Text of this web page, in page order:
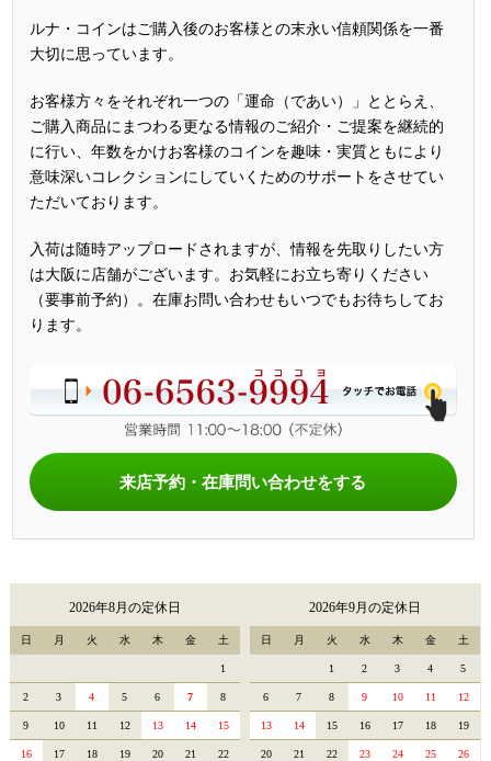
ルナ・コインはご購入後のお客様との末永い信頼関係を一番
大切に思っています。
お客様方々をそれぞれ一つの「運命（であい）」ととらえ、
ご購入商品にまつわる更なる情報のご紹介・ご提案を継続的
に行い、年数をかけお客様のコインを趣味・実質ともにより
意味深いコレクションにしていくためのサポートをさせてい
ただいております。
入荷は随時アップロードされますが、情報を先取りしたい方
は大阪に店舗がございます。お気軽にお立ち寄りください
（要事前予約）。在庫お問い合わせもいつでもお待ちしてお
ります。
来店予約・在庫問い合わせをする
2026年8月の定休日
日 月 火 水 木 金 土
1
2 3 4 5 6 7 8
9 10 11 12 13 14 15
16 17 18 19 20 21 22
2026年9月の定休日
日 月 火 水 木 金 土
1 2 3 4 5
6 7 8 9 10 11 12
13 14 15 16 17 18 19
20 21 22 23 24 25 26